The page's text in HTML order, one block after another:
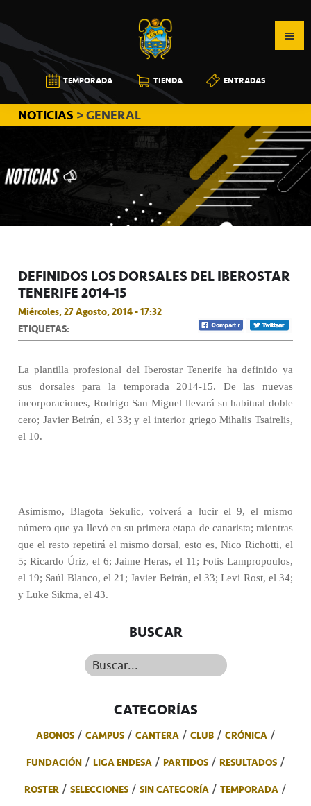
a
la
navegación
principal
al
contenido
principal
a
la
barra
lateral
principal
CB
CANARIAS
TEMPORADA TIENDA ENTRADAS
NOTICIAS > GENERAL
DEFINIDOS LOS DORSALES DEL IBEROSTAR
TENERIFE 2014-15
Miércoles, 27 Agosto, 2014 - 17:32
ETIQUETAS:
La plantilla profesional del Iberostar Tenerife ha definido ya
sus dorsales para la temporada 2014-15. De las nuevas
incorporaciones, Rodrigo San Miguel llevará su habitual doble
cero; Javier Beirán, el 33; y el interior griego Mihalis Tsairelis,
el 10.
Asimismo, Blagota Sekulic, volverá a lucir el 9, el mismo
número que ya llevó en su primera etapa de canarista; mientras
que el resto repetirá el mismo dorsal, esto es, Nico Richotti, el
5; Ricardo Úriz, el 6; Jaime Heras, el 11; Fotis Lampropoulos,
el 19; Saúl Blanco, el 21; Javier Beirán, el 33; Levi Rost, el 34;
y Luke Sikma, el 43.
BUSCAR
Buscar...
CATEGORÍAS
ABONOS CAMPUS CANTERA CLUB
CRÓNICA
FUNDACIÓN
LIGA ENDESA PARTIDOS
RESULTADOS
ROSTER
SELECCIONES SIN CATEGORÍA
TEMPORADA